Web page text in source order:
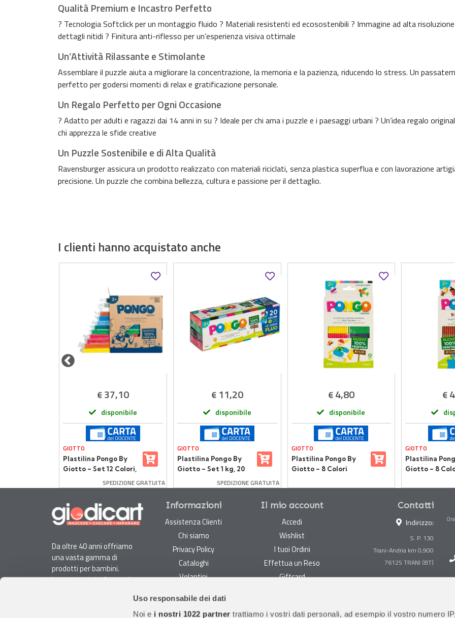
Uso responsabile dei dati
Noi e i nostri 1022 partner trattiamo i vostri dati personali, ad esempio il vostro numero
Qualità Premium e Incastro Perfetto
? Tecnologia Softclick per un montaggio fluido ? Materiali resistenti ed ecosostenibili ? Immagine ad alta
dettagli nitidi ? Finitura anti-riflesso per un’esperienza visiva ottimale
Un’Attività Rilassante e Stimolante
Assemblare il puzzle aiuta a migliorare la concentrazione, la memoria e la pazienza, riducendo lo stress. Un
perfetto per godersi momenti di relax e gratificazione personale.
Un Regalo Perfetto per Ogni Occasione
? Adatto per adulti e ragazzi dai 14 anni in su ? Ideale per chi ama i puzzle e i paesaggi urbani ? Un’idea regalo
chi apprezza le sfide creative
Un Puzzle Sostenibile e di Alta Qualità
Ravensburger assicura un prodotto realizzato con materiali riciclati, senza plastica superflua e con lavorazione
precisione. Un puzzle che combina bellezza, cultura e passione per il dettaglio.
I clienti hanno acquistato anche
€37,10
disponibile
GIOTTO
Plastilina Pongo By
Giotto – Set 12 Colori,
Sicura e Morbida
SPEDIZIONE GRATUITA
€ 11,20
disponibile
GIOTTO
Plastilina Pongo By
Giotto – Set 1 kg, 20
Sicura per Bambini
SPEDIZIONE GRATUITA
€4,80
disponibile
GIOTTO
Plastilina Pongo By
Giotto – 8 Colori
Sicura e Morbida per
€
GIOTTO
Plastilina
Giotto – 8
Morbida
Da oltre 40 anni offriamo
una vasta gamma di
prodotti per bambini.
La nostra piattaforma di
ricerca di giocattoli, articoli
Informazioni
Assistenza Clienti
Chi siamo
Privacy Policy
Cataloghi
Volantini
DURC e Tracciabilità
Il mio account
Accedi
Wishlist
I tuoi Ordini
Effettua un Reso
Giftcard
Garanzie
Contatti
Indirizzo:
S. P. 130
Trani-Andria km 0,900